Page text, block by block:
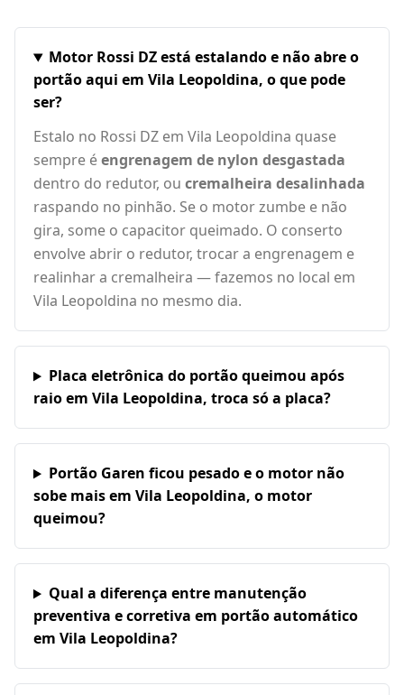
Motor Rossi DZ está estalando e não abre o
portão aqui em Vila Leopoldina, o que pode
ser?
Estalo no Rossi DZ em Vila Leopoldina quase
sempre éengrenagem de nylon desgastada
dentro do redutor, ou cremalheira desalinhada
raspando no pinhão. Se o motor zumbe e não
gira, some o capacitor queimado. O conserto
envolve abrir o redutor, trocar a engrenagem e
realinhar a cremalheira — fazemos no local em
Vila Leopoldina no mesmo dia.
Placa eletrônica do portão queimou após
raio em Vila Leopoldina, troca só a placa?
Portão Garen ficou pesado e o motor não
sobe mais em Vila Leopoldina, o motor
queimou?
Qual a diferença entre manutenção
preventiva e corretiva em portão automático
em Vila Leopoldina?